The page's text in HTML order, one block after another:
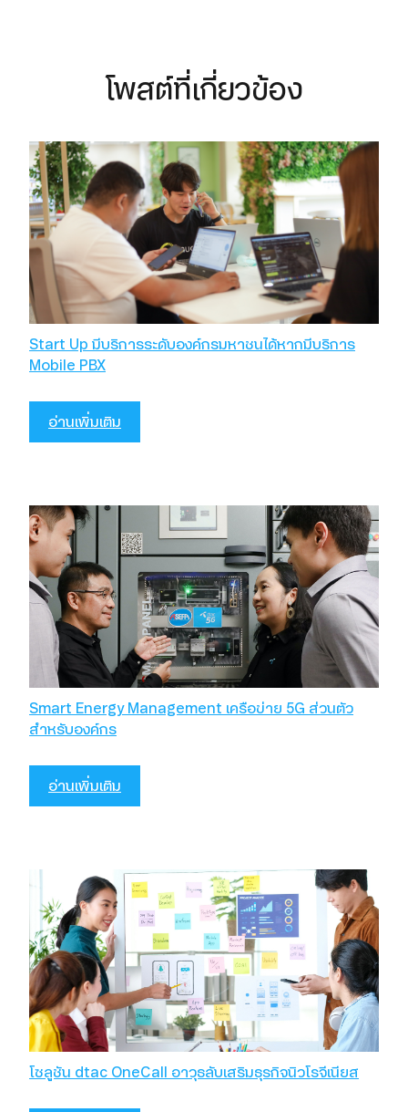
โพสต์ที่เกี่ยวข้อง
Start Up มีบริการระดับองค์กรมหาชนได้หากมีบริการ
Mobile PBX
อ่านเพิ่มเติม
Smart Energy Management เครือข่าย 5G ส่วนตัว
สำหรับองค์กร
อ่านเพิ่มเติม
โซลูชัน dtac OneCall อาวุธลับเสริมธุรกิจนิวโรจีเนียส